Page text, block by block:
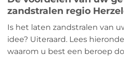
zandstralen regio
Is het laten zandstralen van
idee? Uiteraard. Lees
waarom u best een beroep